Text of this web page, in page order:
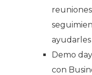
Demo day
con